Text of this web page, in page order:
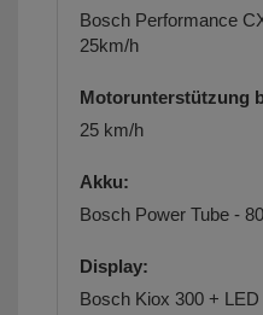
Bosch Performance
25km/h
Motorunterstützung
25 km/h
Akku:
Bosch Power Tube -
Display:
Bosch Kiox 300 +